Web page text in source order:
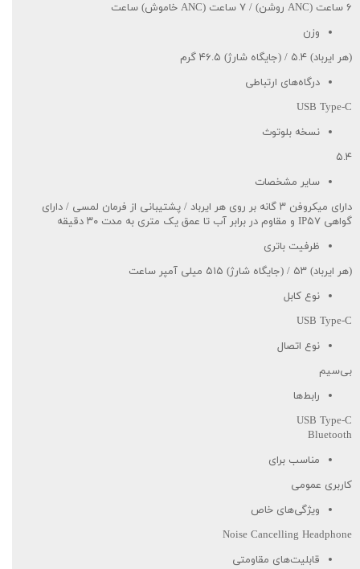
۶ ساعت (ANC روشن) / ۷ ساعت (ANC خاموش) ساعت
وزن
(هر ایرباد) ۵.۴ / (جایگاه شارژ) ۴۶.۵ گرم
درگاه‌های ارتباطی
USB Type-C
نسخه بلوتوث
۵.۴
سایر مشخصات
دارای میکروفن ۳ گانه بر روی هر ایرباد / پشتیبانی از فرمان لمسی / دارای
گواهی IP۵۷ و مقاوم در برابر آب تا عمق یک متری به مدت ۳۰ دقیقه
ظرفیت باتری
(هر ایرباد) ۵۳ / (جایگاه شارژ) ۵۱۵ میلی آمپر ساعت
نوع کابل
USB Type-C
نوع اتصال
بی‌سیم
رابط‌ها
USB Type-C
Bluetooth
مناسب برای
کاربری عمومی
ویژگی‌های خاص
Noise Cancelling Headphone
قابلیت‌های مقاومتی